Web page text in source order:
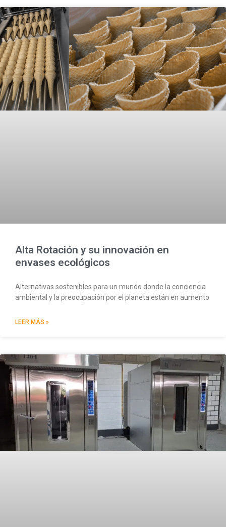
Alta Rotación y su innovación en
envases ecológicos
Alternativas sostenibles para un mundo donde la conciencia
ambiental y la preocupación por el planeta están en aumento
LEER MÁS »